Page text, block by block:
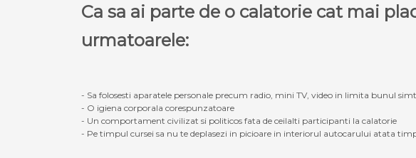
Ca sa ai parte de o calatorie cat mai
urmatoarele:
- Sa folosesti aparatele personale precum radio, mini TV, video in limita bunul
- O igiena corporala corespunzatoare
- Un comportament civilizat si politicos fata de ceilalti participanti la calatorie
- Pe timpul cursei sa nu te deplasezi in picioare in interiorul autocarului atata